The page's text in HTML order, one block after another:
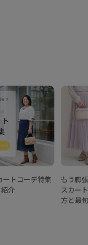
トコーデ特集
介
もう膨
スカー
方と最